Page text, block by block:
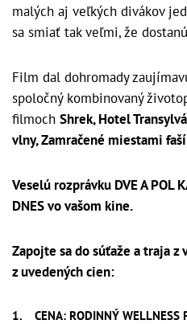
malých aj veľkých divákov
sa smiať tak veľmi, že
Film dal dohromady
spoločný kombinovaný
filmoch Shrek, Hotel
vlny, Zamračené miestami
Veselú rozprávku DVE A POL
DNES vo vašom kine.
Zapojte sa do súťaže a traja z
z uvedených cien:
CENA: RODINNÝ WELLNESS